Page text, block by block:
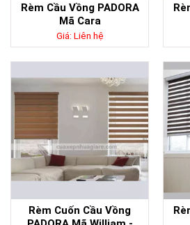
Rèm Cầu Vồng PADORA
Mã Cara
Giá: Liên hệ
Rèm Cuốn Cầu Vồng